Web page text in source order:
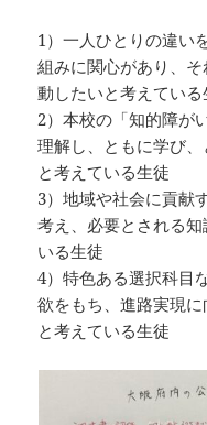
1）一人ひとりの違い
組みに関心があり、
動したいと考えている
2）本校の「知的障が
理解し、ともに学び
と考えている生徒
3）地域や社会に貢献
考え、必要とされる
いる生徒
4）特色ある選択科目
欲をもち、進路実現
と考えている生徒